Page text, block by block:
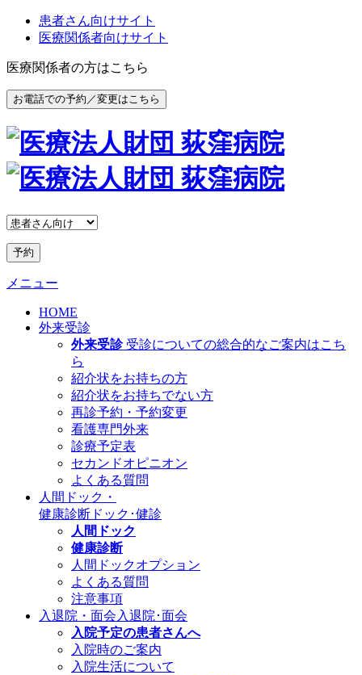
患者さん向けサイト
医療関係者向けサイト
医療関係者の方はこちら
お電話での予約／変更はこちら
予約
メニュー
HOME
外来受診
外来受診 受診についての総合的なご案内はこち
ら
紹介状をお持ちの方
紹介状をお持ちでない方
再診予約・予約変更
看護専門外来
診療予定表
セカンドオピニオン
よくある質問
人間ドック・
健康診断 ドック･健診
人間ドック
健康診断
人間ドックオプション
よくある質問
注意事項
入退院・面会 入退院･面会
入院予定の患者さんへ
入院時のご案内
入院生活について